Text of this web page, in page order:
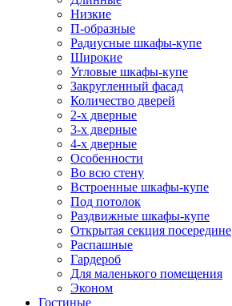
Низкие
П-образные
Радиусные шкафы-купе
Широкие
Угловые шкафы-купе
Закругленный фасад
Количество дверей
2-х дверные
3-х дверные
4-х дверные
Особенности
Во всю стену
Встроенные шкафы-купе
Под потолок
Раздвижные шкафы-купе
Открытая секция посередине
Распашные
Гардероб
Для маленького помещения
Эконом
Гостиные